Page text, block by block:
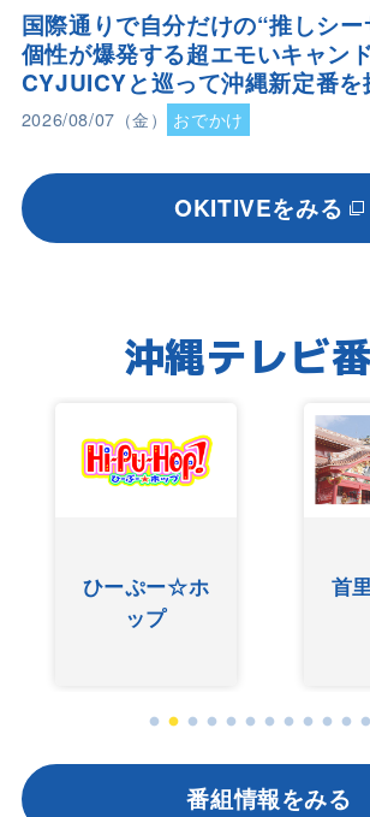
国際通りで自分だけの“推しシー
個性が爆発する超エモいキャン
CYJUICYと巡って沖縄新定番を
2026/08/07（金） おでかけ
OKITIVEをみる
沖縄テレビ
ひーぷー☆ホ
ップ
首
番組情報をみる